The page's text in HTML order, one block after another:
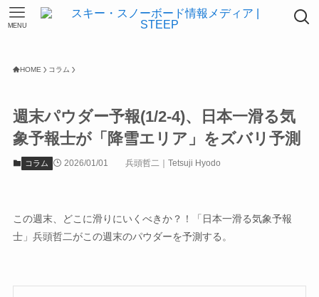
MENU
HOME コラム
週末パウダー予報(1/2-4)、日本一滑る気
象予報士が「降雪エリア」をズバリ予測
コラム 2026/01/01 兵頭哲二｜Tetsuji Hyodo
この週末、どこに滑りにいくべきか？！「日本一滑る気象予報
士」兵頭哲二がこの週末のパウダーを予測する。